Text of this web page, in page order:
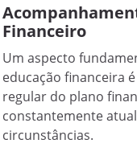
Financeiro
Um aspecto
educação financeira
regular do plano
constantemente
circunstâncias.